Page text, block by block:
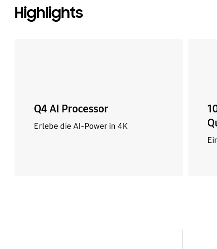
Highlights
Q4 AI Processor
Erlebe die AI-Power in 4K